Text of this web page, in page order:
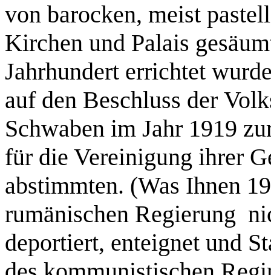
von barocken, meist
Kirchen und Palais
Jahrhundert errichtet
auf den Beschluss der
Schwaben im Jahr 1919
für die Vereinigung ihrer
abstimmten. (Was Ihnen
rumänischen Regierung
deportiert, enteignet und